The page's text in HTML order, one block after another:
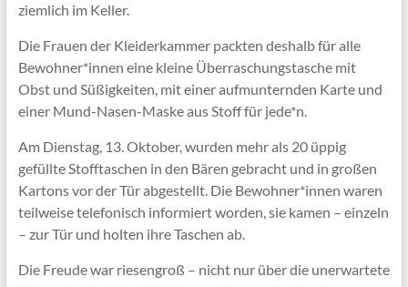
ziemlich im Keller.
Die Frauen der Kleiderkammer packten deshalb für alle
Bewohner*innen eine kleine Überraschungstasche mit
Obst und Süßigkeiten, mit einer aufmunternden Karte und
einer Mund-Nasen-Maske aus Stoff für jede*n.
Am Dienstag, 13. Oktober, wurden mehr als 20 üppig
gefüllte Stofftaschen in den Bären gebracht und in großen
Kartons vor der Tür abgestellt. Die Bewohner*innen waren
teilweise telefonisch informiert worden, sie kamen – einzeln
– zur Tür und holten ihre Taschen ab.
Die Freude war riesengroß – nicht nur über die unerwartete